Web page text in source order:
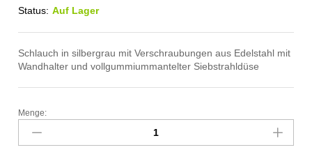
Status: Auf Lager
Schlauch in silbergrau mit Verschraubungen aus Edelstahl mit
Wandhalter und vollgummiummantelter Siebstrahldüse
spa
Kneipp'sche
Garnitur
Menge: